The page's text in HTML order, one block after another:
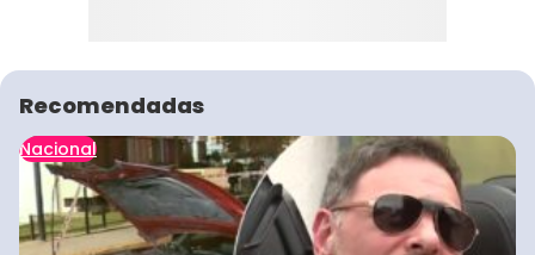
Recomendadas
Nacional